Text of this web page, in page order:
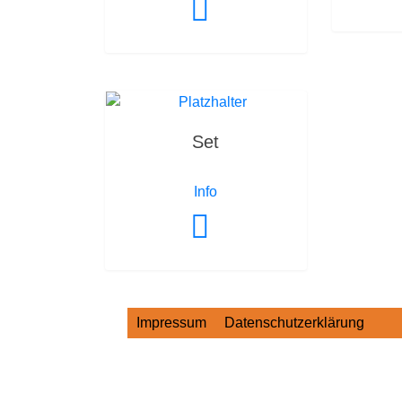
Set
Info
Impressum Datenschutzerklärung